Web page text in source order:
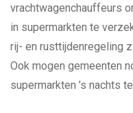
vrachtwagenchauffeurs
in supermarkten te
rij- en rusttijdenregeling
Ook mogen gemeenten
supermarkten ’s nachts